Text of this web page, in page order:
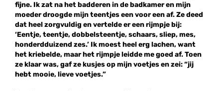
fijne. Ik zat na het badderen in de badkamer en mijn
moeder droogde mijn teentjes een voor een af. Ze deed
dat heel zorgvuldig en vertelde er een rijmpje bij:
‘Eentje, teentje, dobbelsteentje, schaars, sliep, mes,
honderdduizend zes.’ Ik moest heel erg lachen, want
het kriebelde, maar het rijmpje leidde me goed af. Toen
ze klaar was, gaf ze kusjes op mijn voetjes en zei: “jij
hebt mooie, lieve voetjes.”